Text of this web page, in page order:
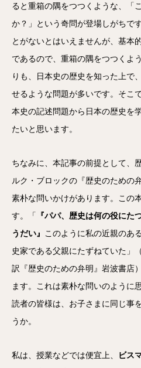
ると重箱の隅をつつくような、「
か？」という奇問が登場しがちで
とがないとはいえませんが、基本
であるので、重箱の隅をつつくよ
りも、日本史の歴史を知った上で
せるような問題が多いです。そこ
本史の記述問題から日本の歴史を
たいと思います。
ちなみに、本記事の前提として、
ルク・ブロックの『歴史のための
素朴な問いかけがあります。この
す。「
『パパ、歴史は何の役にた
うだい』 このように私の近親のあ
史家である父親にたずねていた」
訳『歴史のための弁明』岩波書店
ます。これは素朴な問いのように
読者の皆様は、お子さまに同じ事
うか。
私は、授業などでは便宜上、
ビス